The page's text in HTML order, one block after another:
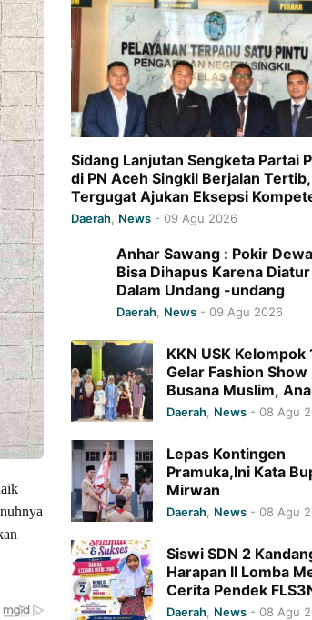
Sidang Lanjutan Sengketa Partai
di PN Aceh Singkil Berjalan Tertib,
Tergugat Ajukan Eksepsi
Relatif
Daerah News - 09 Agu 2026
Anhar Sawang : Pokir
Bisa Dihapus Karena Diatur
Dalam Undang -undang
Daerah News -09 Agu 2026
KKN USK Kelompok
Gelar Fashion Show
Busana Muslim,
anak Cut Langien
Daerah News - 08 Agu
Lepas Kontingen
Pramuka,Ini Kata
Mirwan
Daerah News - 08 Agu
Siswi SDN 2
Harapan II Lomba
Cerita Pendek
Tingkat Provinsi
Daerah News - 08 Agu